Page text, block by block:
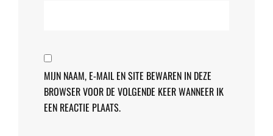
MIJN NAAM, E-MAIL EN SITE BEWAREN IN DEZE
BROWSER VOOR DE VOLGENDE KEER WANNEER IK
EEN REACTIE PLAATS.